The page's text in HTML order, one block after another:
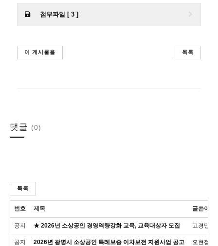
첨부파일 [ 3 ]
이 게시물을 목록
댓글 (0)
목록
번호 제목 글쓴이
공지 ★ 2026년 소상공인 경영역량강화 교육, 교육대상자 모집 고경민
공지 2026년 광명시 소상공인 특례보증 이차보전 지원사업 공고 오현정